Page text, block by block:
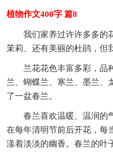
植物作文400字 篇8
我们家养过许许多多的
茉莉、还有美丽的杜鹃，但
兰花花色丰富多彩，品
兰、蝴蝶兰、寒兰、墨兰、
了一盆春兰。
春兰喜欢温暖、温润的
在每年清明节前后开花，每
漾着淡淡的幽香。春兰的叶